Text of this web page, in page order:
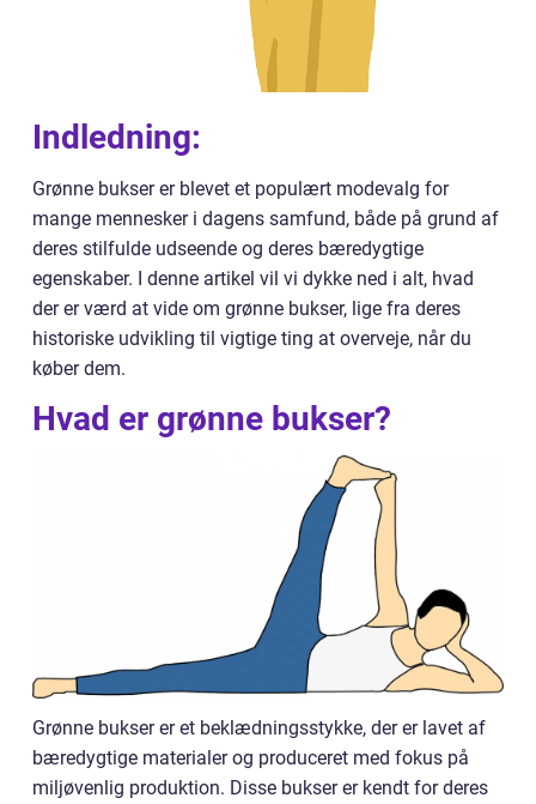
Indledning:
Grønne bukser er blevet et populært modevalg for
mange mennesker i dagens samfund, både på grund af
deres stilfulde udseende og deres bæredygtige
egenskaber. I denne artikel vil vi dykke ned i alt, hvad
der er værd at vide om grønne bukser, lige fra deres
historiske udvikling til vigtige ting at overveje, når du
køber dem.
Hvad er grønne bukser?
Grønne bukser er et beklædningsstykke, der er lavet af
bæredygtige materialer og produceret med fokus på
miljøvenlig produktion. Disse bukser er kendt for deres